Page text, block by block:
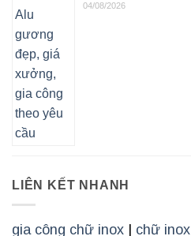
04/08/2026
LIÊN KẾT NHANH
gia công chữ inox | chữ inox